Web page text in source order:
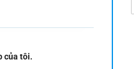
của tôi.